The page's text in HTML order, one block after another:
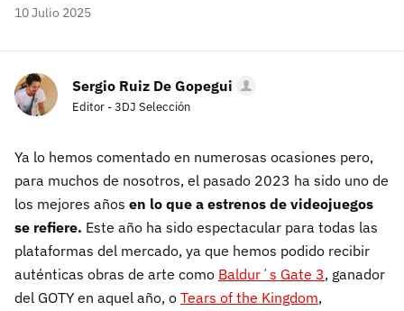
10 Julio 2025
Sergio Ruiz De Gopegui
Editor - 3DJ Selección
Ya lo hemos comentado en numerosas ocasiones pero,
para muchos de nosotros, el pasado 2023 ha sido uno de
los mejores años en lo que a estrenos de videojuegos
se refiere. Este año ha sido espectacular para todas las
plataformas del mercado, ya que hemos podido recibir
auténticas obras de arte como Baldur´s Gate 3, ganador
del GOTY en aquel año, o Tears of the Kingdom,